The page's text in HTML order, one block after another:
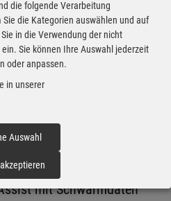
befindet sich zwischen
spendierten die VW-
eine vollkommen neue
der Aktualisierungen und
air“ aufgespielt werden
lassen sich per
mit Schwarmdaten“
die folgende Verarbeitung
die Kategorien auswählen und auf
in die Verwendung der nicht
Sie können Ihre Auswahl jederzeit
oder anpassen.
in unserer
Auswahl